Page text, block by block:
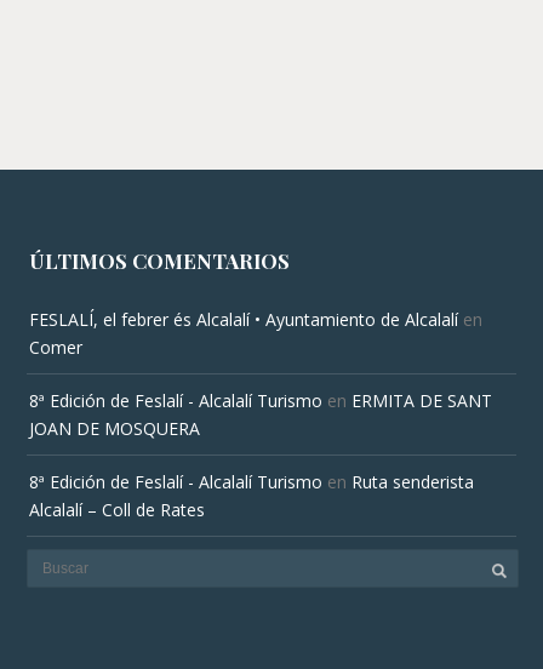
ÚLTIMOS COMENTARIOS
FESLALÍ, el febrer és Alcalalí • Ayuntamiento de Alcalalíen
Comer
8ª Edición de Feslalí - Alcalalí Turismo en ERMITA DE SANT
JOAN DE MOSQUERA
8ª Edición de Feslalí - Alcalalí Turismo en Ruta senderista
Alcalalí – Coll de Rates